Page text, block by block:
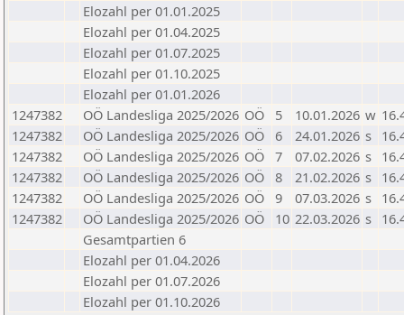
Elozahl per 01.01.2025
Elozahl per 01.04.2025
Elozahl per 01.07.2025
Elozahl per 01.10.2025
Elozahl per 01.01.2026
1247382
OÖ Landesliga 2025/2026 OÖ 5 10.01.2026 w
1247382
OÖ Landesliga 2025/2026 OÖ 6 24.01.2026 s
1247382
OÖ Landesliga 2025/2026 OÖ 7 07.02.2026 s
1247382
OÖ Landesliga 2025/2026 OÖ 8 21.02.2026 s
1247382
OÖ Landesliga 2025/2026 OÖ 9 07.03.2026 s
1247382
OÖ Landesliga 2025/2026 OÖ 10 22.03.2026 s
Gesamtpartien 6
Elozahl per 01.04.2026
Elozahl per 01.07.2026
Elozahl per 01.10.2026